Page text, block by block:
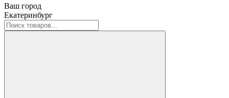
Ваш город
Екатеринбург